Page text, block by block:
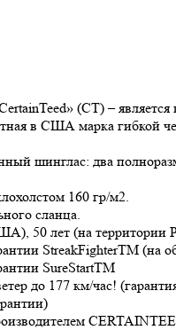
(CT) –
в США марка гибкой
шинглас: два
160 гр/м2.
сланца.
50 лет (на территории
StreakFighterTM (на
SureStartTM
до 177 км/час!